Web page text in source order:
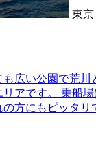
東京
広い公園で荒
アです。 乗船
方にもピッタリ